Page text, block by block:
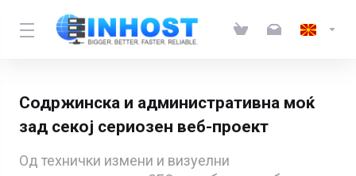
Содржинска и административна моќ
зад секој сериозен веб-проект
Од технички измени и визуелни